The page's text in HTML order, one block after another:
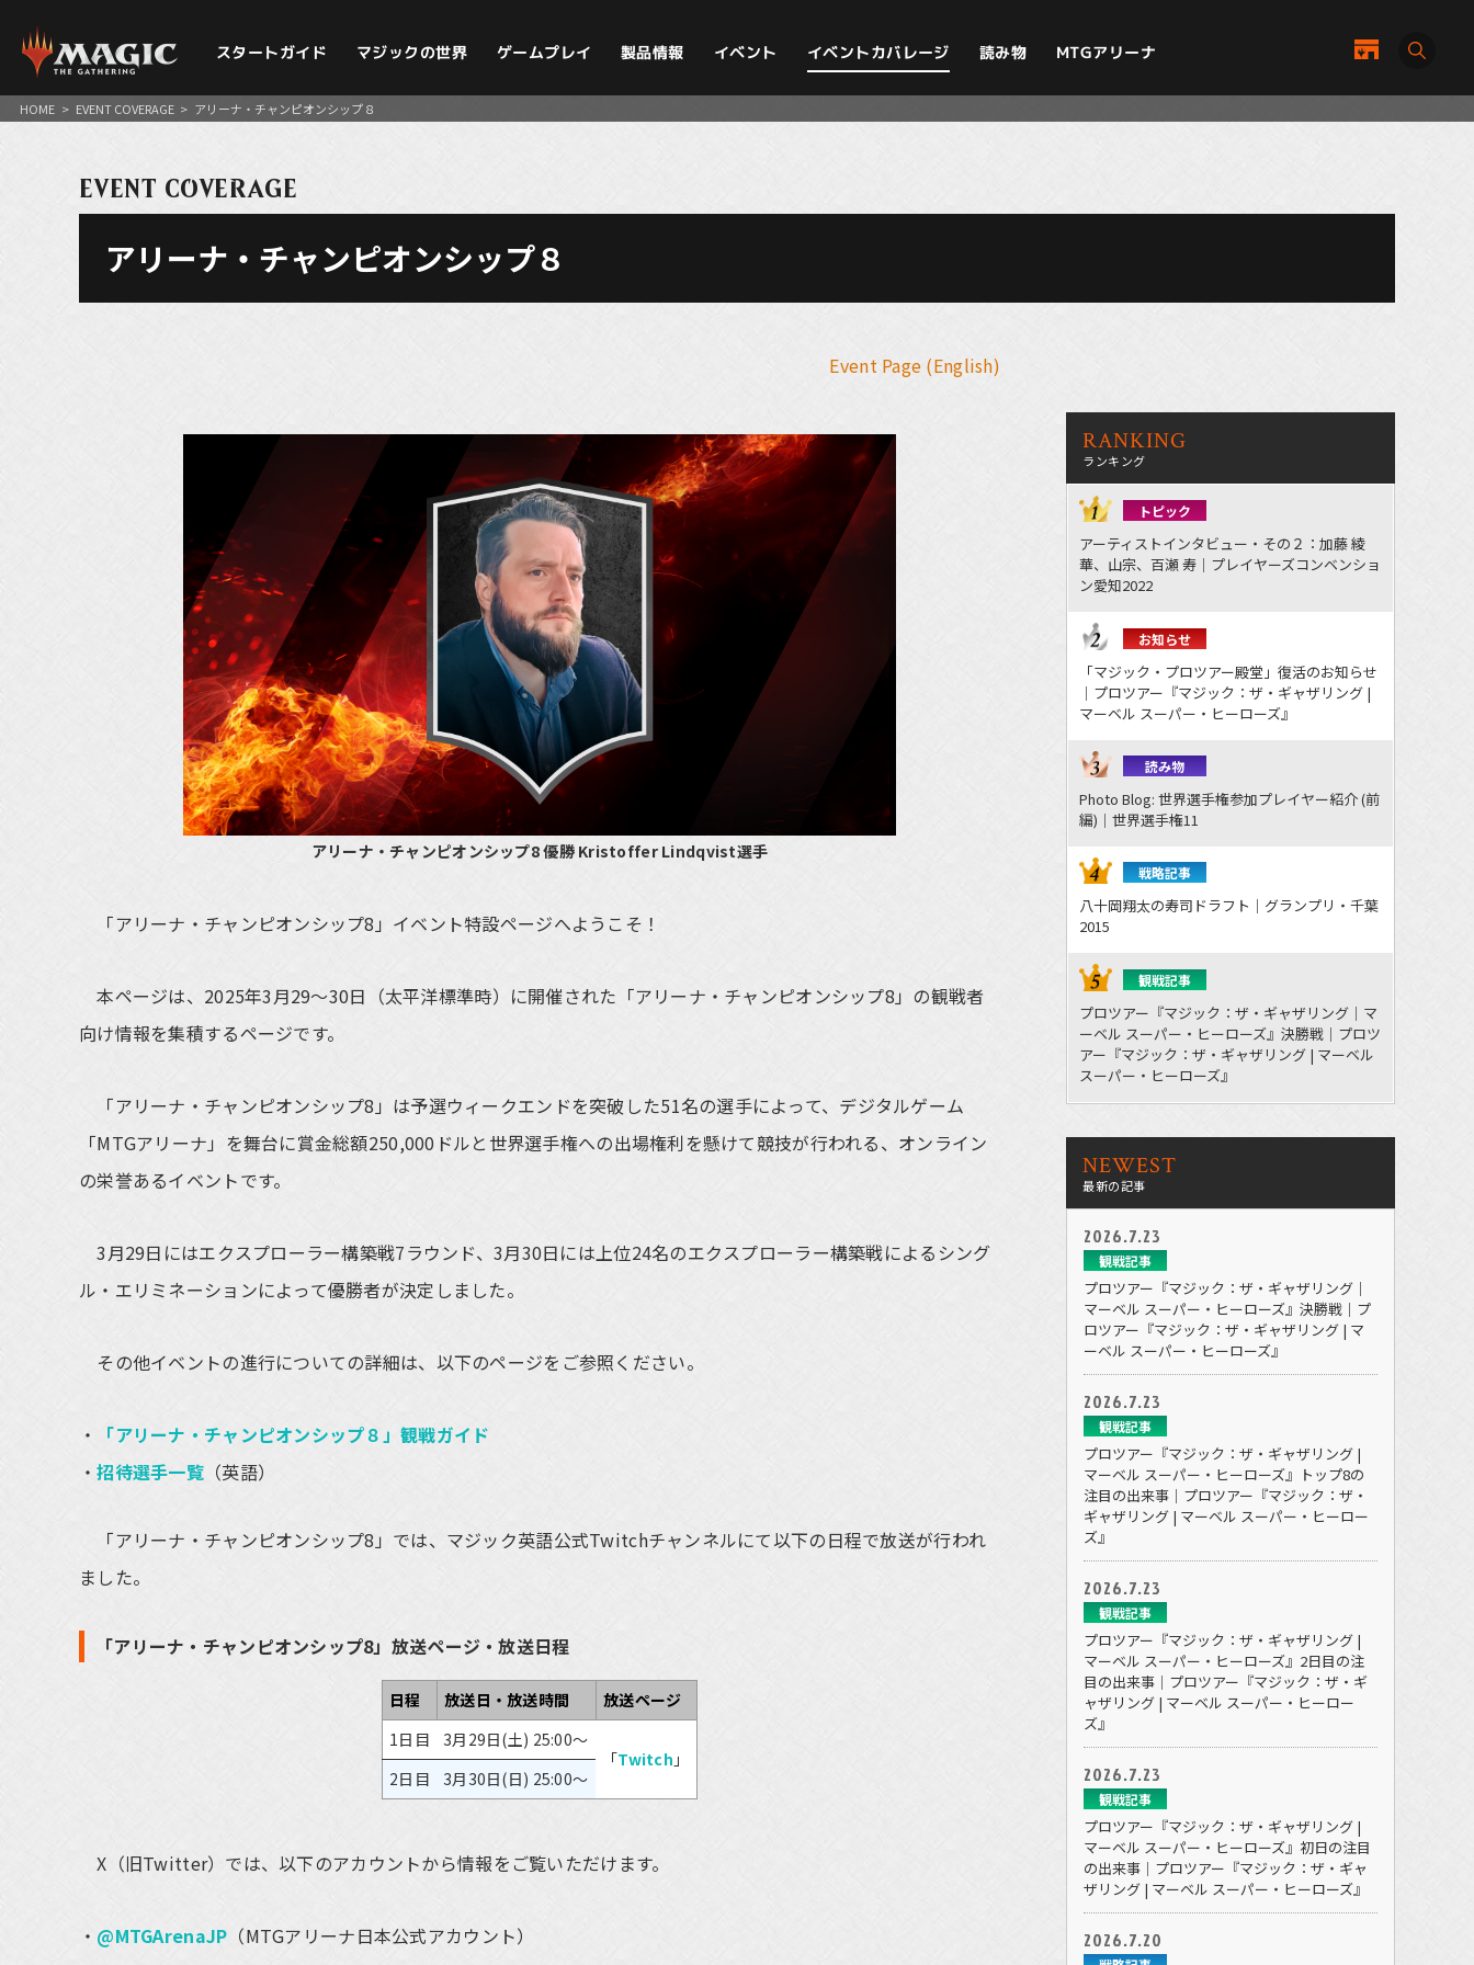
スタートガイド マジックの世界 ゲームプレイ 製品情報 イベント イベントカバレージ 読み物 MTGアリーナ
HOME > EVENT COVERAGE > アリーナ・チャンピオンシップ８
EVENT COVERAGE
アリーナ・チャンピオンシップ８
Event Page (English)
アリーナ・チャンピオンシップ8 優勝 Kristoffer Lindqvist選手
「アリーナ・チャンピオンシップ8」イベント特設ページへようこそ！
本ページは、2025年3月29～30日（太平洋標準時）に開催された「アリーナ・チャンピオンシップ8」の観戦者
向け情報を集積するページです。
「アリーナ・チャンピオンシップ8」は予選ウィークエンドを突破した51名の選手によって、デジタルゲーム
「MTGアリーナ」を舞台に賞金総額250,000ドルと世界選手権への出場権利を懸けて競技が行われる、オンライン
の栄誉あるイベントです。
3月29日にはエクスプローラー構築戦7ラウンド、3月30日には上位24名のエクスプローラー構築戦によるシング
ル・エリミネーションによって優勝者が決定しました。
その他イベントの進行についての詳細は、以下のページをご参照ください。
「アリーナ・チャンピオンシップ８」観戦ガイド
招待選手一覧（英語）
「アリーナ・チャンピオンシップ8」では、マジック英語公式Twitchチャンネルにて以下の日程で放送が行われ
ました。
「アリーナ・チャンピオンシップ8」放送ページ・放送日程
日程 放送日・放送時間
放送ページ
1日目
3月29日(土) 25:00～
「Twitch 」
2日目
3月30日(日) 25:00～
X（旧Twitter）では、以下のアカウントから情報をご覧いただけます。
@MTGArenaJP （MTGアリーナ日本公式アカウント）
RANKING
ランキング
トピック
アーティストインタビュー・その２：加藤 綾
華、山宗、百瀬 寿｜プレイヤーズコンベンショ
ン愛知2022
お知らせ
「マジック・プロツアー殿堂」復活のお知らせ
｜プロツアー『マジック：ザ・ギャザリング |
マーベル スーパー・ヒーローズ』
読み物
Photo Blog: 世界選手権参加プレイヤー紹介 (前
編)｜世界選手権11
戦略記事
八十岡翔太の寿司ドラフト｜グランプリ・千葉
2015
観戦記事
プロツアー『マジック：ザ・ギャザリング｜マ
ーベル スーパー・ヒーローズ』決勝戦｜プロツ
アー『マジック：ザ・ギャザリング | マーベル
スーパー・ヒーローズ』
NEWEST
最新の記事
2026.7.23
観戦記事
プロツアー『マジック：ザ・ギャザリング｜
マーベル スーパー・ヒーローズ』決勝戦｜プ
ロツアー『マジック：ザ・ギャザリング | マ
ーベル スーパー・ヒーローズ』
2026.7.23
観戦記事
プロツアー『マジック：ザ・ギャザリング |
マーベル スーパー・ヒーローズ』トップ8の
注目の出来事｜プロツアー『マジック：ザ・
ギャザリング | マーベル スーパー・ヒーロー
ズ』
2026.7.23
観戦記事
プロツアー『マジック：ザ・ギャザリング |
マーベル スーパー・ヒーローズ』2日目の注
目の出来事｜プロツアー『マジック：ザ・ギ
ャザリング | マーベル スーパー・ヒーロー
ズ』
2026.7.23
観戦記事
プロツアー『マジック：ザ・ギャザリング |
マーベル スーパー・ヒーローズ』初日の注目
の出来事｜プロツアー『マジック：ザ・ギャ
ザリング | マーベル スーパー・ヒーローズ』
2026.7.20